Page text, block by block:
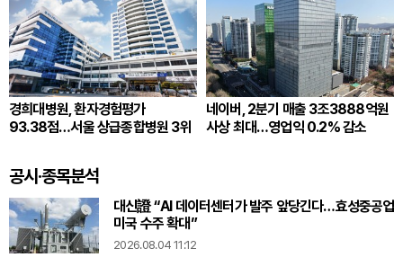
경희대병원, 환자경험평가
93.38점…서울 상급종합병원 3위
네이버, 2분기 매출 3조3888억원
사상 최대…영업익 0.2% 감소
공시·종목분석
대신證 “AI 데이터센터가 발주 앞당긴다…효성중공업
미국 수주 확대”
2026.08.04 11:12